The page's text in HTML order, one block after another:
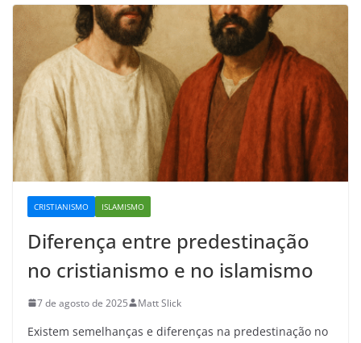
CRISTIANISMO ISLAMISMO
Diferença entre predestinação
no cristianismo e no islamismo
7 de agosto de 2025 Matt Slick
Existem semelhanças e diferenças na predestinação no